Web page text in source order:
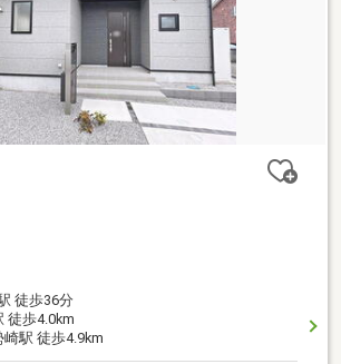
徒歩36分
徒歩4.0km
駅 徒歩4.9km